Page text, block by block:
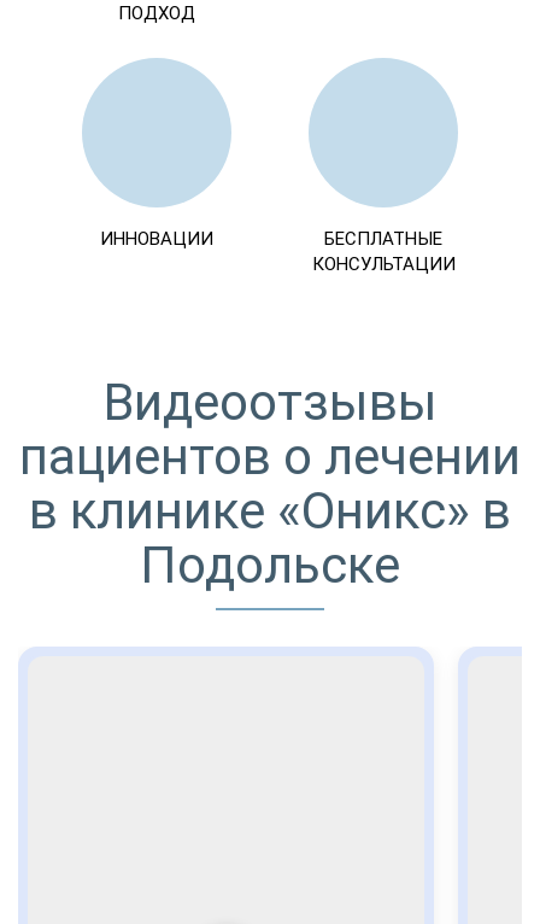
ПОДХОД
ИННОВАЦИИ
БЕСПЛАТНЫЕ
КОНСУЛЬТАЦИИ
Видеоотзывы
пациентов о лечении
в клинике «Оникс» в
Подольске